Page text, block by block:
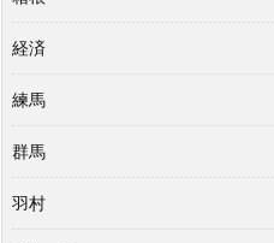
経済
練馬
群馬
羽村